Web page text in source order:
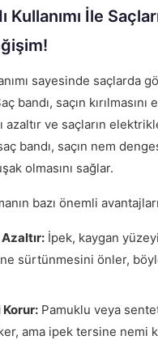
Kullanımı İle
sayesinde saçlarda
bandı, saçın kırılmasını
azaltır ve saçların
bandı, saçın nem
olmasını sağlar.
bazı önemli
Azaltır: İpek, kaygan
sürtünmesini önler,
Korur: Pamuklu veya
ama ipek tersine nemi